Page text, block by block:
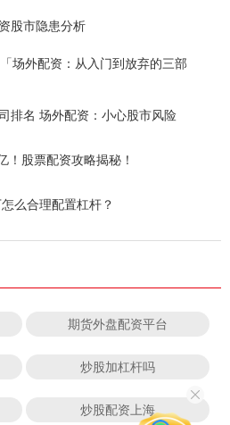
股市隐患分析
场外配资：从入门到放弃的三部
排名 场外配资：小心股市风险
！股票配资攻略揭秘！
么合理配置杠杆？
期货外盘配资平台
炒股加杠杆吗
炒股配资上海